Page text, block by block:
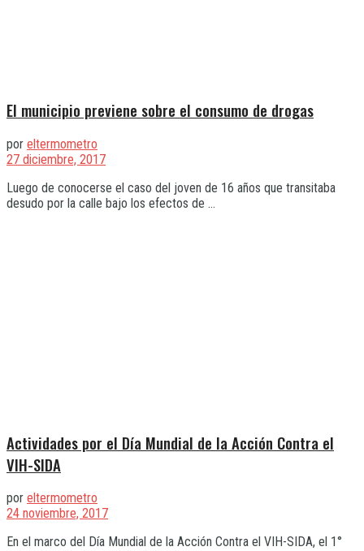
El municipio previene sobre el consumo de drogas
por eltermometro
27 diciembre, 2017
Luego de conocerse el caso del joven de 16 años que transitaba
desudo por la calle bajo los efectos de ...
Actividades por el Día Mundial de la Acción Contra el
VIH-SIDA
por eltermometro
24 noviembre, 2017
En el marco del Día Mundial de la Acción Contra el VIH-SIDA, el 1°